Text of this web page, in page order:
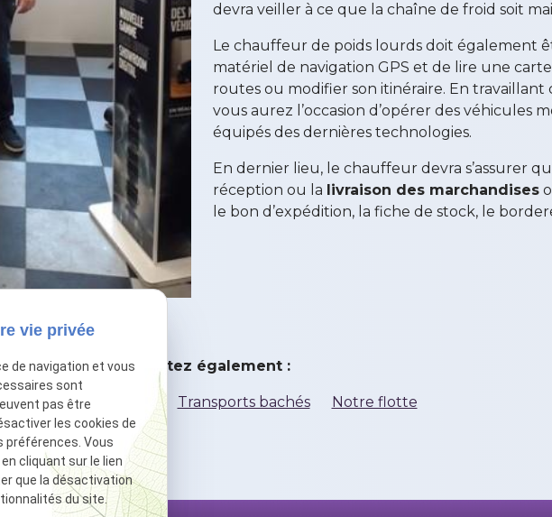
devra veiller à ce que la chaîne de froid soit
Le chauffeur de poids lourds doit également
matériel de navigation GPS et de lire une
routes ou modifier son itinéraire. En travaillant
vous aurez l’occasion d’opérer des véhicules
équipés des dernières technologies.
En dernier lieu, le chauffeur devra s’assurer
réception ou la livraison des marchandises
le bon d’expédition, la fiche de stock, le
Consultez également :
frigorifiques Transports bachés Notre flotte
vie privée
de navigation et vous
sont
pas être
les cookies de
préférences. Vous
cliquant sur le lien
que la désactivation
du site.